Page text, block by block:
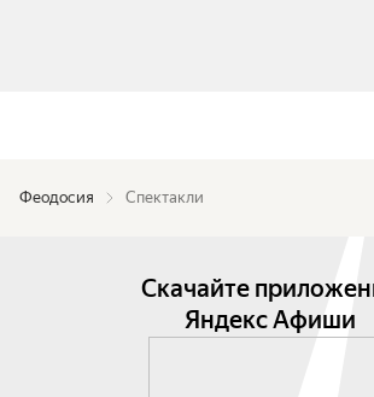
Феодосия Спектакли
Скачайте
Яндекс Афиши